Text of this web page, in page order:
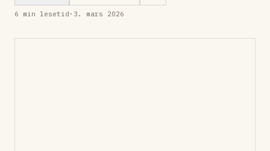
6 min lesetid · 3. mars 2026